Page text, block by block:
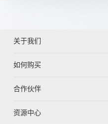
关于我们
如何购买
合作伙伴
资源中心